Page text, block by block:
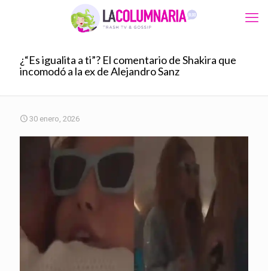
¿“Es igualita a ti”? El comentario de Shakira que
incomodó a la ex de Alejandro Sanz
30 enero, 2026